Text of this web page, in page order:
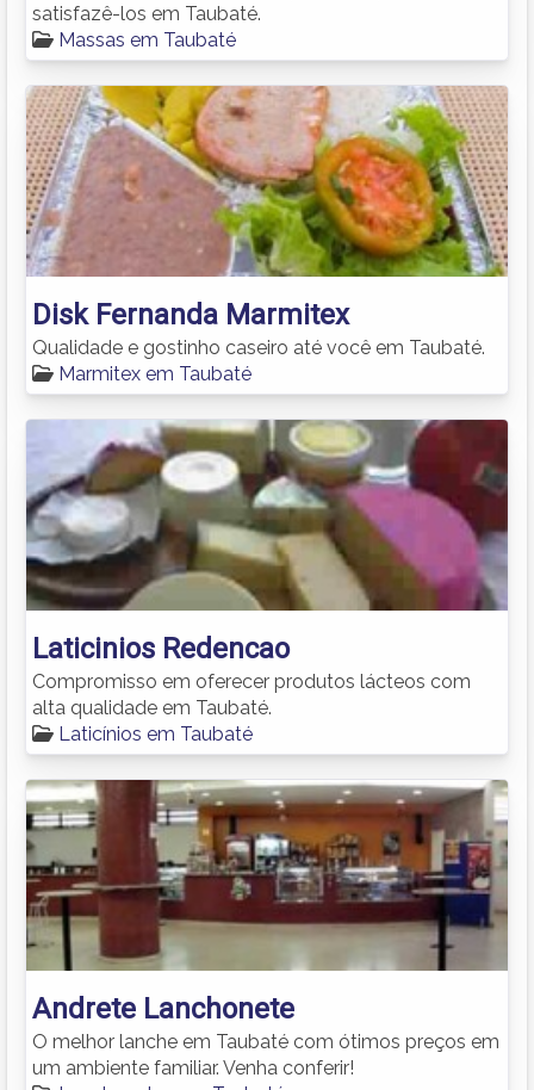
satisfazê-los em Taubaté.
Massas em Taubaté
Disk Fernanda Marmitex
Qualidade e gostinho caseiro até você em Taubaté.
Marmitex em Taubaté
Laticinios Redencao
Compromisso em oferecer produtos lácteos com
alta qualidade em Taubaté.
Laticínios em Taubaté
Andrete Lanchonete
O melhor lanche em Taubaté com ótimos preços em
um ambiente familiar. Venha conferir!